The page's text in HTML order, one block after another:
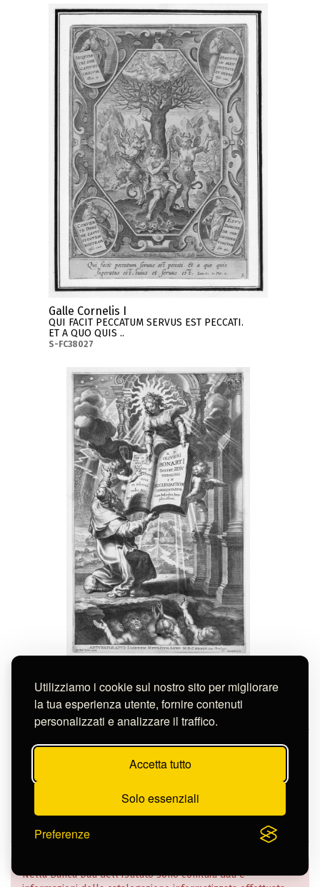
Utilizziamo i cookie sul nostro sito per migliorare
la tua esperienza utente, fornire contenuti
personalizzati e analizzare il traffico.
Accetta tutto
Solo essenziali
Preferenze
Galle Cornelis I
QUI FACIT PECCATUM SERVUS EST PECCATI.
ET A QUO QUIS ..
S-FC38027
FRONTESPIZIO DEI 'COMMENTARI
SULL'ECCLESIASTICO' DI ..
S-FC38028
Nella Banca Dati dell’Istituto sono confluiti dati e